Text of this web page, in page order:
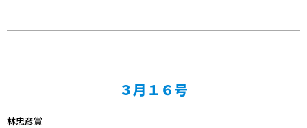
３月１６号
林忠彦賞